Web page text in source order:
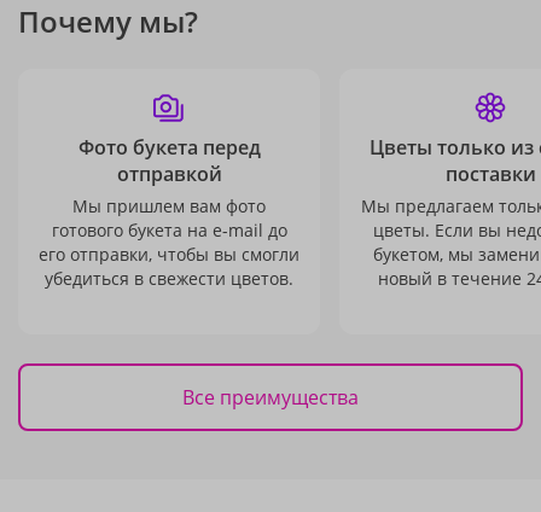
Почему мы?
Фото букета перед
отправкой
Мы пришлем вам фото
готового букета на e-mail до
его отправки, чтобы вы смогли
убедиться в свежести цветов.
Цветы только из
поставки
Мы предлагаем
цветы. Если вы
букетом, мы
новый в течение
Все преимущества